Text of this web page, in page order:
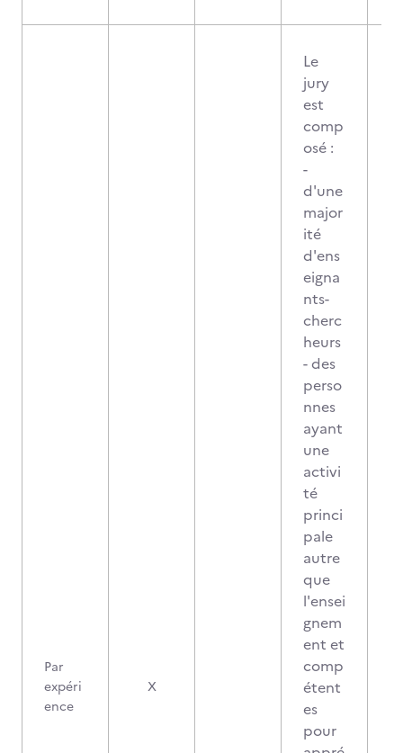
Par
expéri
ence
X
Le
jury
est
comp
osé :
-
d'une
major
ité
d'ens
eigna
nts-
cherc
heurs
- des
perso
nnes
ayant
une
activi
té
princi
pale
autre
que
l'ensei
gnem
ent et
comp
étent
es
pour